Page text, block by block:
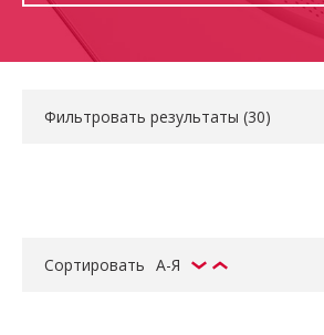
Фильтровать результаты (30)
Сортировать А-Я